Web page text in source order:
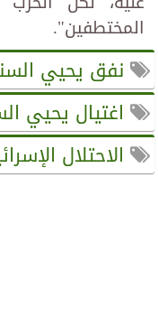
المختطفين".
نفق يحيي
اغتيال يحيي
الاحتلال